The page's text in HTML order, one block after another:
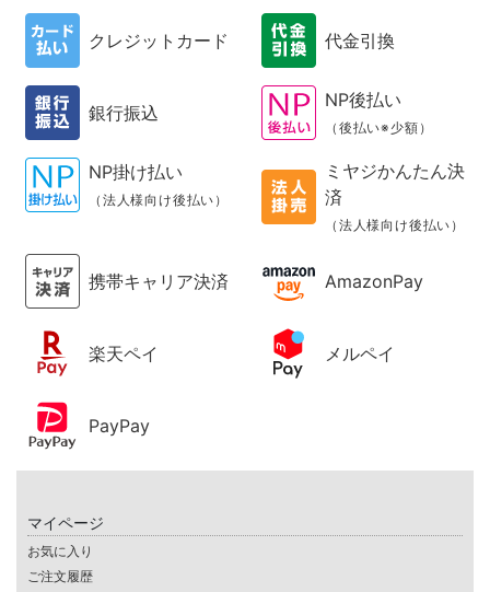
クレジットカード 代金引換
銀行振込
NP後払い
（後払い※少額）
NP掛け払い
（法人様向け後払い）
ミヤジかんたん決
済
（法人様向け後払い）
携帯キャリア決済 AmazonPay
楽天ペイ メルペイ
PayPay
マイページ
お気に入り
ご注文履歴